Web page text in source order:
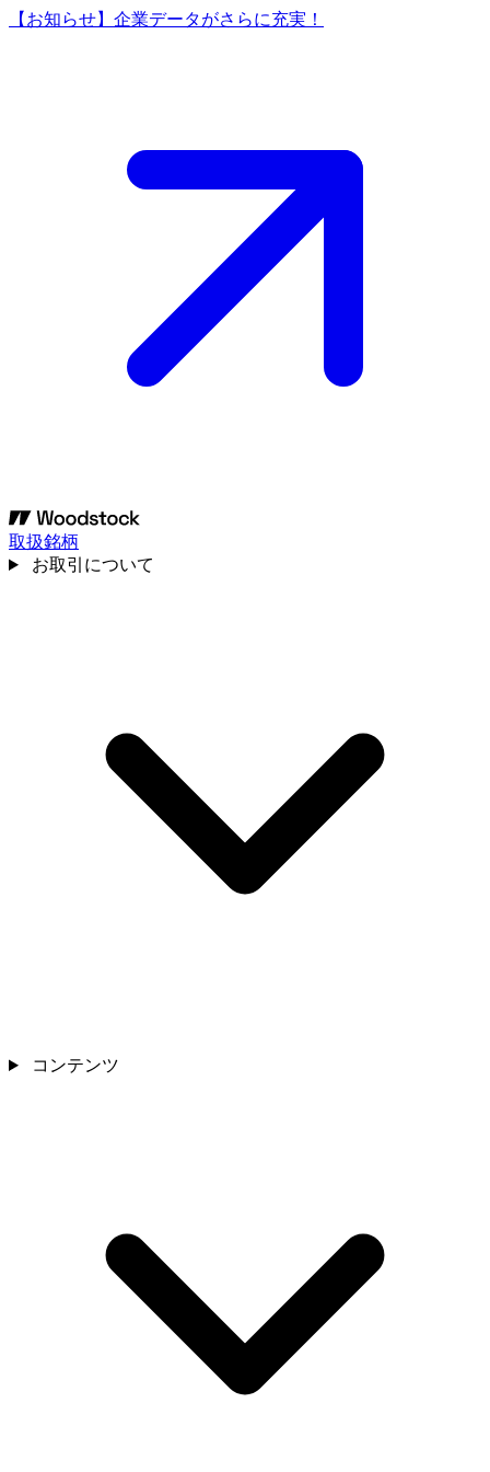
【お知らせ】企業データがさらに充実！
取扱銘柄
お取引について
コンテンツ